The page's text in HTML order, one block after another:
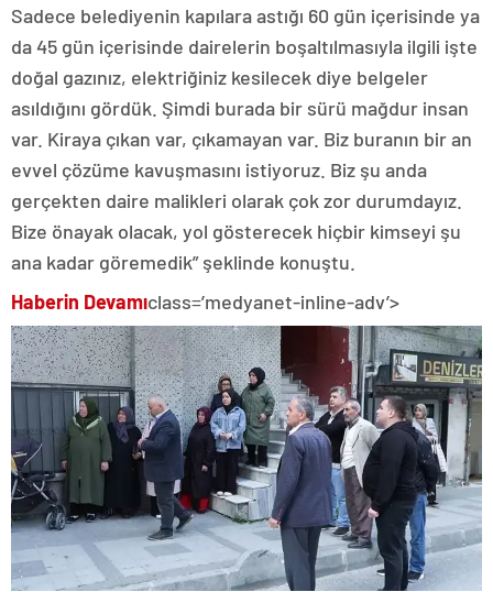
Sadece belediyenin kapılara astığı 60 gün içerisinde ya
da 45 gün içerisinde dairelerin boşaltılmasıyla ilgili işte
doğal gazınız, elektriğiniz kesilecek diye belgeler
asıldığını gördük. Şimdi burada bir sürü mağdur insan
var. Kiraya çıkan var, çıkamayan var. Biz buranın bir an
evvel çözüme kavuşmasını istiyoruz. Biz şu anda
gerçekten daire malikleri olarak çok zor durumdayız.
Bize önayak olacak, yol gösterecek hiçbir kimseyi şu
ana kadar göremedik” şeklinde konuştu.
Haberin Devamıclass=’medyanet-inline-adv’>